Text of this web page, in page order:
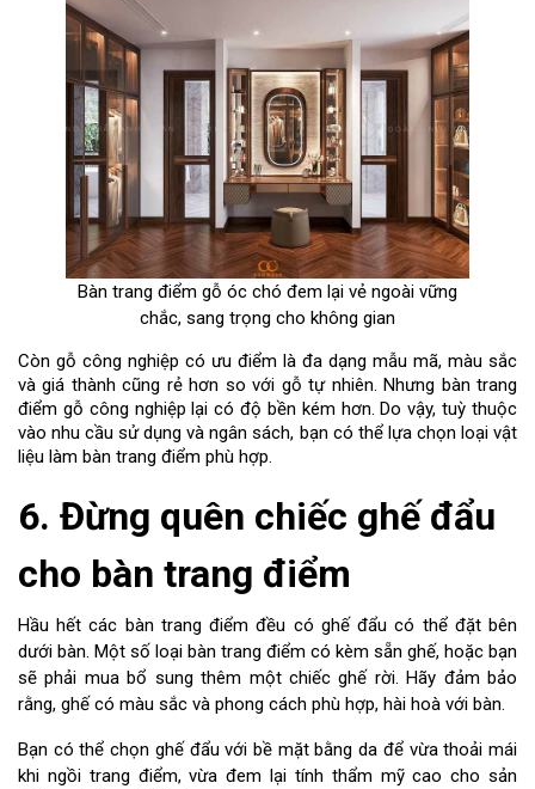
Bàn trang điểm gỗ óc chó đem lại vẻ ngoài vững
chắc, sang trọng cho không gian
Còn gỗ công nghiệp có ưu điểm là đa dạng mẫu mã, màu sắc
và giá thành cũng rẻ hơn so với gỗ tự nhiên. Nhưng bàn trang
điểm gỗ công nghiệp lại có độ bền kém hơn. Do vậy, tuỳ thuộc
vào nhu cầu sử dụng và ngân sách, bạn có thể lựa chọn loại vật
liệu làm bàn trang điểm phù hợp.
6. Đừng quên chiếc ghế đẩu
cho bàn trang điểm
Hầu hết các bàn trang điểm đều có ghế đẩu có thể đặt bên
dưới bàn. Một số loại bàn trang điểm có kèm sẵn ghế, hoặc bạn
sẽ phải mua bổ sung thêm một chiếc ghế rời. Hãy đảm bảo
rằng, ghế có màu sắc và phong cách phù hợp, hài hoà với bàn.
Bạn có thể chọn ghế đẩu với bề mặt bằng da để vừa thoải mái
khi ngồi trang điểm, vừa đem lại tính thẩm mỹ cao cho sản